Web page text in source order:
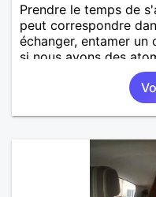
Prendre le temps de
peut correspondre
échanger, entamer un
si nous avons des
mettrons en place